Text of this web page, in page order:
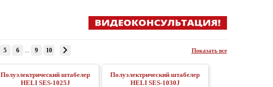
Показать все
5 6 ... 9 10
Полуэлектрический штабелер
HELI SES-1025J
Полуэлектрический штабелер
HELI SES-1030J